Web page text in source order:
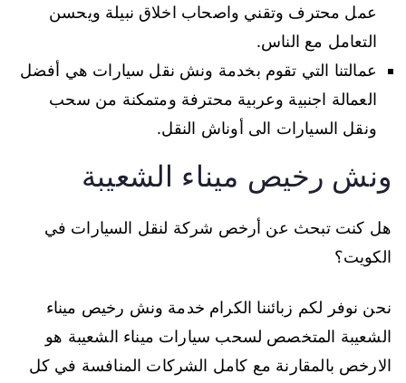
عمل محترف وتقني واصحاب اخلاق نبيلة ويحسن
التعامل مع الناس.
عمالتنا التي تقوم بخدمة ونش نقل سيارات هي أفضل
العمالة اجنبية وعربية محترفة ومتمكنة من سحب
ونقل السيارات الى أوناش النقل.
ونش رخيص ميناء الشعيبة
هل كنت تبحث عن أرخص شركة لنقل السيارات في
الكويت؟
نحن نوفر لكم زبائننا الكرام خدمة ونش رخيص ميناء
الشعيبة المتخصص لسحب سيارات ميناء الشعيبة هو
الارخص بالمقارنة مع كامل الشركات المنافسة في كل